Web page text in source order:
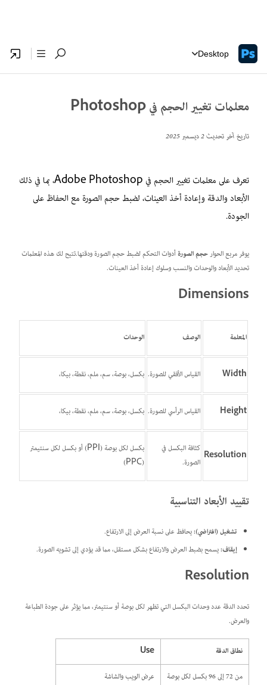
Desktop
معلمات تغيير الحجم في Photoshop
تاريخ آخر تحديث2 ديسمبر 2025
تعرف على معلمات تغيير الحجم في Adobe Photoshop، بما في ذلك
الأبعاد والدقة وإعادة أخذ العينات، لضبط حجم الصورة مع الحفاظ على
الجودة.
يوفر مربع الحوارحجم الصورةأدوات التحكم لضبط حجم الصورة ودقتها.تتيح لك هذه المعلمات
تحديد الأبعاد والوحدات والنسب وسلوك إعادة أخذ العينات.
Dimensions
المعلمة الوصف الوحدات
Width القياس الأفقي للصورة. بكسل، بوصة، سم، ملم، نقطة، بيكا،
Height القياس الرأسي للصورة. بكسل، بوصة، سم، ملم، نقطة، بيكا،
Resolution
كثافة البكسل في
الصورة.
بكسل لكل بوصة (PPI) أو بكسل لكل سنتيمتر
(PPC)
تقييد الأبعاد التناسبية
تشغيل (افتراضي):يحافظ على نسبة العرض إلى الارتفاع.
إيقاف:يسمح بضبط العرض والارتفاع بشكل مستقل، مما قد يؤدي إلى تشويه الصورة.
Resolution
تحدد الدقة عدد وحدات البكسل التي تظهر لكل بوصة أو سنتيمتر، مما يؤثر على جودة الطباعة
والعرض.
نطاق الدقة
Use
من 72 إلى 96 بكسل لكل بوصة
عرض الويب والشاشة